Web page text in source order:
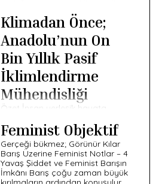
cevap sayısı %1’i geçmez. […]
Klimadan Önce;
Anadolu’nun On
Bin Yıllık Pasif
İklimlendirme
Mühendisliği
Özet İnsan yerleşik hayata
kurmadı; sıcaklığı, nemi, temiz
havayı ve dumanı yönetmesi
gereken bir iç mekan oluşturdu.
İklimlendirmenin tarihi, 1902’de
Willis […]
Feminist Objektif
Gerçeği bükmez; Görünür Kılar
Barış Üzerine Feminist Notlar – 4
Yavaş Şiddet ve Feminist Barışın
İmkânı Barış çoğu zaman büyük